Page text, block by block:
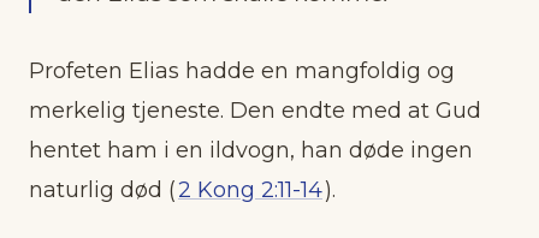
Profeten Elias hadde en mangfoldig og
merkelig tjeneste. Den endte med at Gud
hentet ham i en ildvogn, han døde ingen
naturlig død (2 Kong 2:11-14).